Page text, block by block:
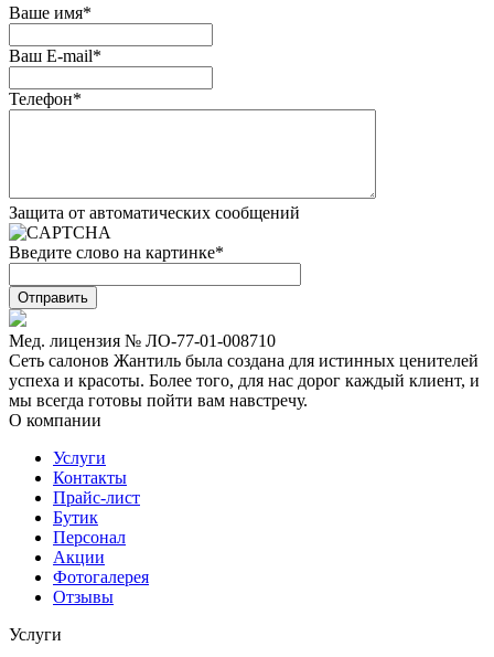
Ваше имя*
Ваш E-mail*
Телефон*
Защита от автоматических сообщений
Введите слово на картинке*
Мед. лицензия № ЛО-77-01-008710
Сеть салонов Жантиль была создана для истинных ценителей
успеха и красоты. Более того, для нас дорог каждый клиент, и
мы всегда готовы пойти вам навстречу.
О компании
Услуги
Контакты
Прайс-лист
Бутик
Персонал
Акции
Фотогалерея
Отзывы
Услуги